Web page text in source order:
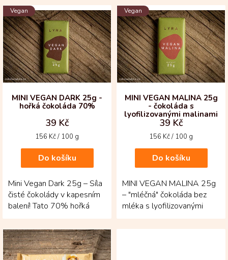
V
ý
p
i
s
p
r
o
Vegan
MINI VEGAN DARK 25g -
hořká čokoláda 70%
39 Kč
Měrná
156 Kč / 100 g
Do košíku
Mini Vegan Dark 25g – Síla
čisté čokolády v kapesním
balení! Tato 70% hořká
čokoláda je vyrobena z
vybraných...
Vegan
MINI VEGAN MALINA 25g
- čokoláda s
lyofilizovanými malinami
39 Kč
Měrná
156 Kč / 100 g
Do košíku
MINI VEGAN MALINA 25g
– "mléčná" čokoláda bez
mléka s lyofilizovanými
malinami – ovocně svěží
potěšení, které...